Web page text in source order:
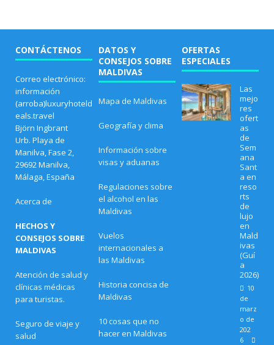
CONTÁCTENOS
Correo electrónico:
información
(arroba)luxuryhoteld
eals.travel
Björn Ingbrant
Urb. Playa de
Manilva, Fase 2,
29692 Manilva,
Málaga, España
Acerca de
HECHOS Y
CONSEJOS SOBRE
MALDIVAS
Atención de salud y
clínicas médicas
para turistas.
Seguro de viaje y
salud
DATOS Y
CONSEJOS SOBRE
MALDIVAS
Mapa de Maldivas
Geografía y clima
Información sobre
visas y aduanas
Regulaciones sobre
el alcohol en las
Maldivas
Vuelos
internacionales a
las Maldivas
Historia concisa de
Maldivas
10 cosas que no
hacer en Maldivas
OFERTAS
ESPECIALES
Las
mejo
res
ofert
as
de
Sem
ana
Sant
a en
reso
rts
de
lujo
en
Mald
ivas
(Guí
a
2026)
10
de
marz
o de
202
6